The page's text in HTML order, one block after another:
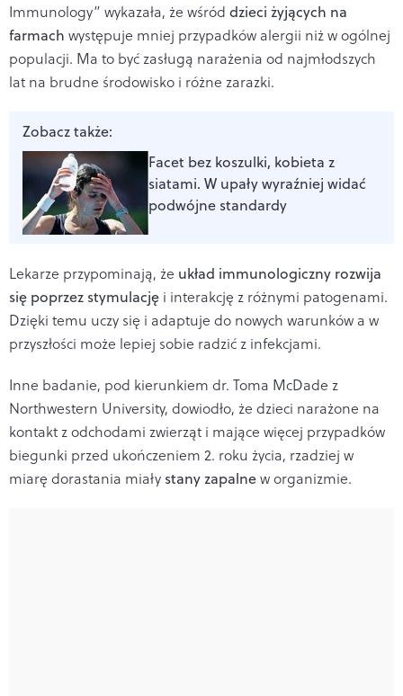
Immunology” wykazała, że wśród dzieci żyjących na
farmach występuje mniej przypadków alergii niż w ogólnej
populacji. Ma to być zasługą narażenia od najmłodszych
lat na brudne środowisko i różne zarazki.
Zobacz także:
Facet bez koszulki, kobieta z
siatami. W upały wyraźniej widać
podwójne standardy
Lekarze przypominają, że układ immunologiczny rozwija
się poprzez stymulację i interakcję z różnymi patogenami.
Dzięki temu uczy się i adaptuje do nowych warunków a w
przyszłości może lepiej sobie radzić z infekcjami.
Inne badanie, pod kierunkiem dr. Toma McDade z
Northwestern University, dowiodło, że dzieci narażone na
kontakt z odchodami zwierząt i mające więcej przypadków
biegunki przed ukończeniem 2. roku życia, rzadziej w
miarę dorastania miały stany zapalnew organizmie.